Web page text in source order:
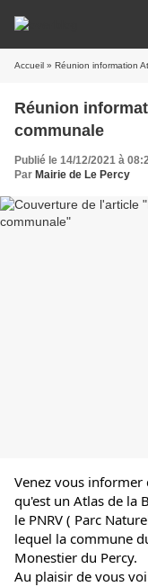
Accueil » Réunion information
Réunion
communale
Publié le 14/12/2021 à
Par Mairie de Le Percy
Venez vous informer
qu'est un Atlas de la
le PNRV ( Parc
lequel la commune
Monestier du Percy.
Au plaisir de vous